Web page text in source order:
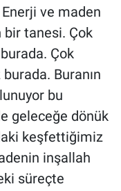
ve maden
bir tanesi. Çok
Çok
Buranın
bu
geleceğe dönük
keşfettiğimiz
inşallah
süreçte